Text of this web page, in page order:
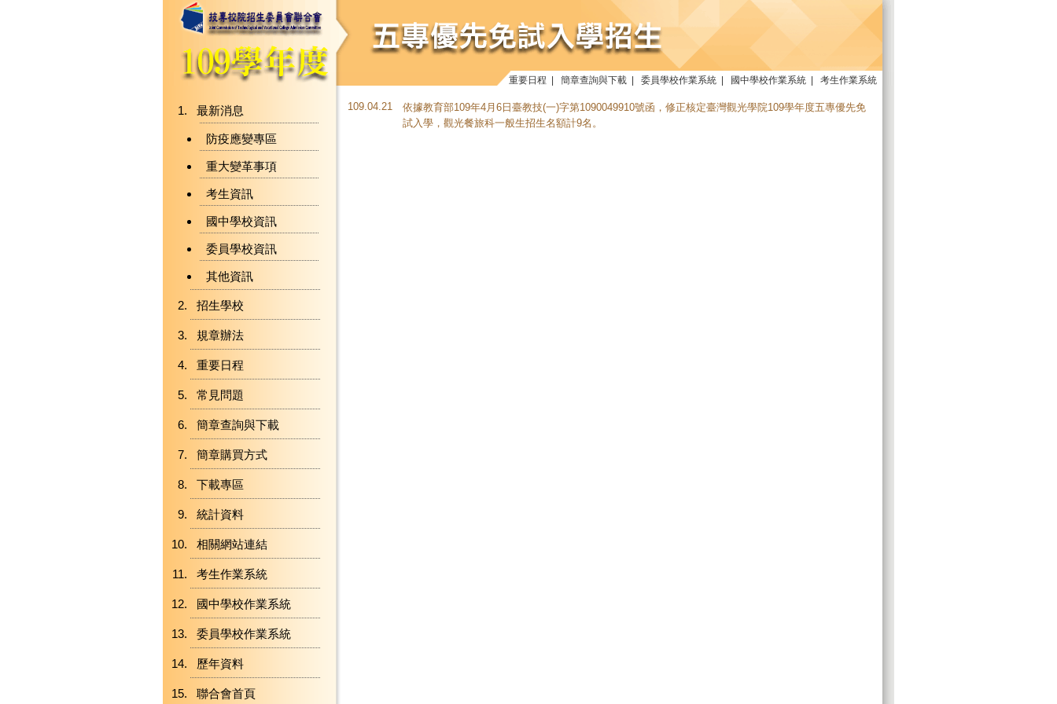
重要日程 簡章查詢與下載 委員學校作業系統 國中學校作業系統 考生作業系統
最新消息
防疫應變專區
重大變革事項
考生資訊
國中學校資訊
委員學校資訊
其他資訊
招生學校
規章辦法
重要日程
常見問題
簡章查詢與下載
簡章購買方式
下載專區
統計資料
相關網站連結
考生作業系統
國中學校作業系統
委員學校作業系統
歷年資料
聯合會首頁
109.04.21
依據教育部109年4月6日臺教技(一)字第1090049910號函，修正核定臺灣觀光學院109學年度五專優先免
試入學，觀光餐旅科一般生招生名額計9名。